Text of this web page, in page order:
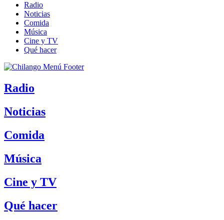
Radio
Noticias
Comida
Música
Cine y TV
Qué hacer
Radio
Noticias
Comida
Música
Cine y TV
Qué hacer